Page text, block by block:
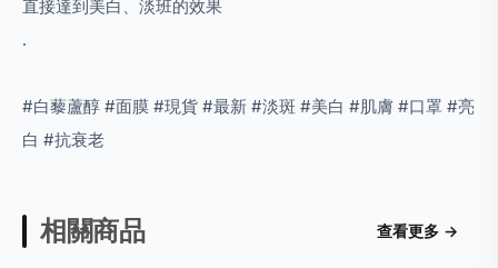
直接達到美白、淡班的效果
.
#白藜蘆醇 #面膜 #現貨 #最新 #淡斑 #美白 #肌膚 #口罩 #亮
白 #抗衰老
相關商品 查看更多 →